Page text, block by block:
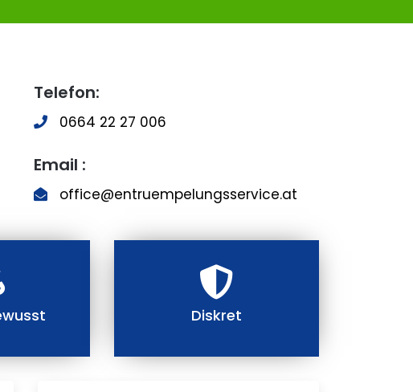
Telefon:
0664 22 27 006
Email :
office@entruempelungsservice.at
Diskret